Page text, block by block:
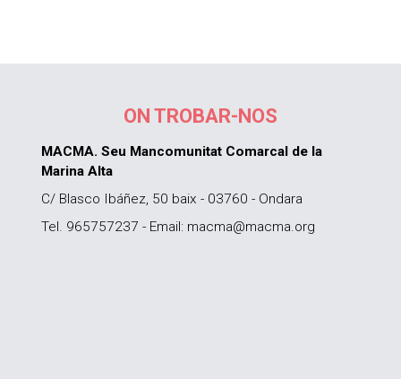
ON TROBAR-NOS
MACMA. Seu Mancomunitat Comarcal de la
Marina Alta
C/ Blasco Ibáñez, 50 baix - 03760 - Ondara
Tel. 965757237 - Email: macma@macma.org